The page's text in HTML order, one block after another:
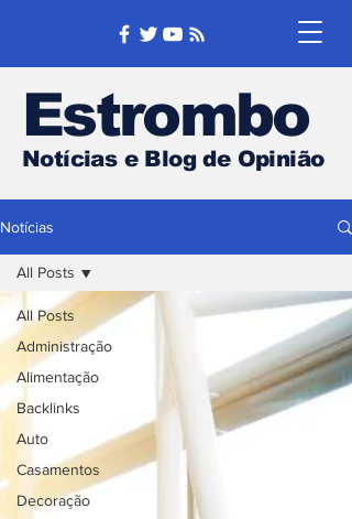
Estrombo
Notícias e Blog de Opinião
Notícias
All Posts
Administração
Alimentação
Backlinks
Auto
Casamentos
Decoração
All Posts